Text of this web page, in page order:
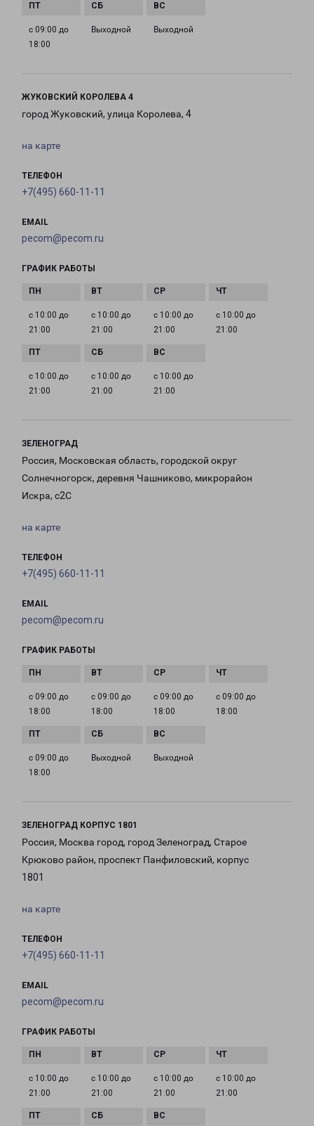
с 09:00 до
18:00
Выходной Выходной
ЖУКОВСКИЙ КОРОЛЕВА 4
город Жуковский, улица Королева, 4
на карте
ТЕЛЕФОН
+7(495) 660-11-11
EMAIL
pecom@pecom.ru
ГРАФИК РАБОТЫ
с 10:00 до
21:00
с 10:00 до
21:00
с 10:00 до
21:00
с 10:00 до
21:00
с 10:00 до
21:00
с 10:00 до
21:00
с 10:00 до
21:00
ЗЕЛЕНОГРАД
Россия, Московская область, городской округ
Солнечногорск, деревня Чашниково, микрорайон
Искра, с2С
на карте
ТЕЛЕФОН
+7(495) 660-11-11
EMAIL
pecom@pecom.ru
ГРАФИК РАБОТЫ
с 09:00 до
18:00
с 09:00 до
18:00
с 09:00 до
18:00
с 09:00 до
18:00
с 09:00 до
18:00
Выходной Выходной
ЗЕЛЕНОГРАД КОРПУС 1801
Россия, Москва город, город Зеленоград, Старое
Крюково район, проспект Панфиловский, корпус
1801
на карте
ТЕЛЕФОН
+7(495) 660-11-11
EMAIL
pecom@pecom.ru
ГРАФИК РАБОТЫ
с 10:00 до
21:00
с 10:00 до
21:00
с 10:00 до
21:00
с 10:00 до
21:00